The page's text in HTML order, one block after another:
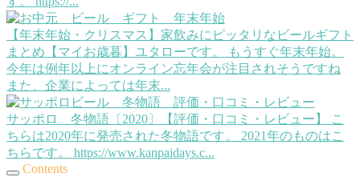
【年末年始・クリスマス】家飲みにピッタリなビールギフト
まとめ【マイお歳暮】 ユタローです。 もうすぐ年末年始。
今年は例年以上にオンライン忘年会が注目されそうですね
また、企業によっては年末...
サッポロ 冬物語〔2020〕【評価・口コミ・レビュー】
こ
ちらは2020年に発売された冬物語です。 2021年のものはこ
ちらです。 https://www.kanpaidays.c...
Contents